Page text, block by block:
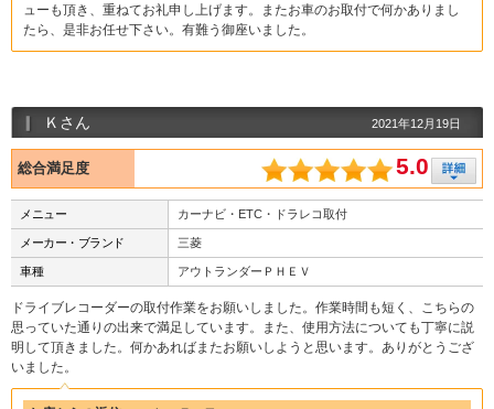
ューも頂き、重ねてお礼申し上げます。またお車のお取付で何かありまし
たら、是非お任せ下さい。有難う御座いました。
Ｋさん 2021年12月19日
総合満足度 5.0
メニュー カーナビ・ETC・ドラレコ取付
メーカー・ブランド 三菱
車種 アウトランダーＰＨＥＶ
ドライブレコーダーの取付作業をお願いしました。作業時間も短く、こちらの
思っていた通りの出来で満足しています。また、使用方法についても丁寧に説
明して頂きました。何かあればまたお願いしようと思います。ありがとうござ
いました。